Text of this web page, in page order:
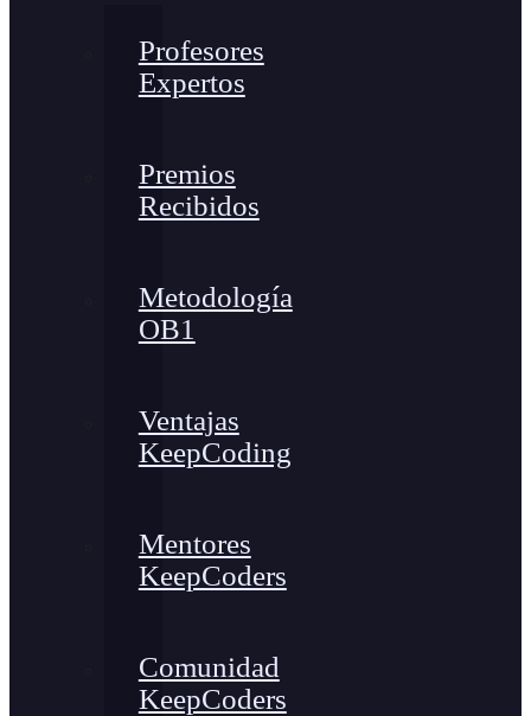
Profesores
Expertos
Premios
Recibidos
Metodología
OB1
Ventajas
KeepCoding
Mentores
KeepCoders
Comunidad
KeepCoders